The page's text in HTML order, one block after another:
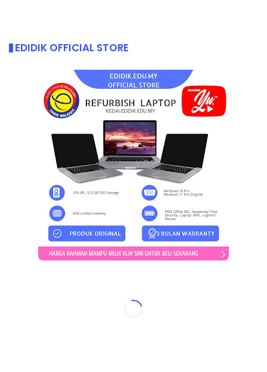
EDIDIK OFFICIAL STORE